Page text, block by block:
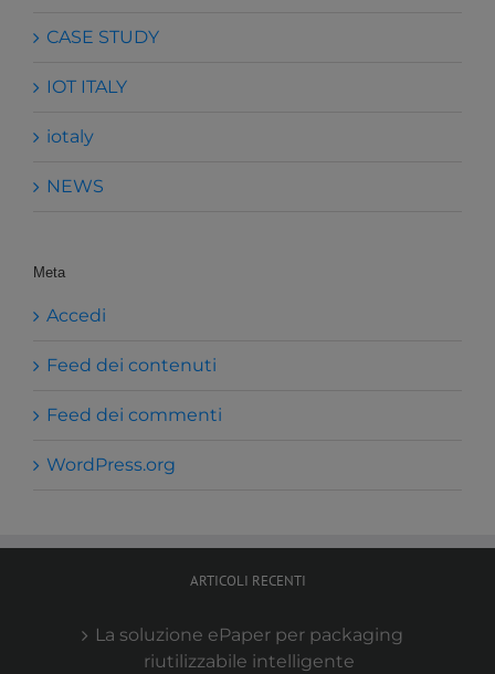
CASE STUDY
IOT ITALY
iotaly
NEWS
Meta
Accedi
Feed dei contenuti
Feed dei commenti
WordPress.org
ARTICOLI RECENTI
La soluzione ePaper per packaging
riutilizzabile intelligente